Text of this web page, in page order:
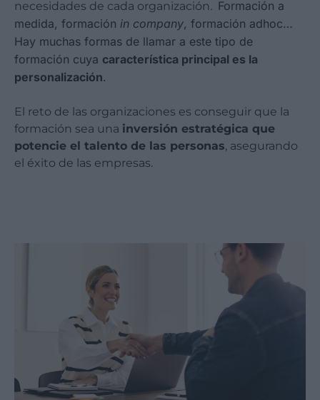
necesidades de cada organización. Formación a
medida, formación in company, formación adhoc…
Hay muchas formas de llamar a este tipo de
formación cuya característica principal es la
personalización.
El reto de las organizaciones es conseguir que la
formación sea una inversión estratégica que
potencie el talento de las personas, asegurando
el éxito de las empresas.